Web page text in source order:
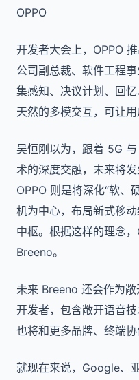
OPPO
开发者大会上，OPPO
公司副总裁、软件工程
集感知、决议计划、回
天然的多模交互，可让⽤
吴恒刚以为，跟着 5G
术的深度交融，未来将
OPPO 则是将深化“软、
机为中心，布局新式移
中枢。根据这样的理念
Breeno。
未来 Breeno 还会作为
开发者，包含敞开语音
也将和更多品牌、终端协
就现在来说，Google、